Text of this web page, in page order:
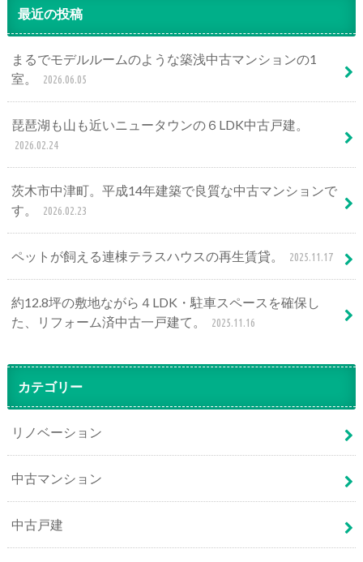
最近の投稿
まるでモデルルームのような築浅中古マンションの1
室。
2026.06.05
琵琶湖も山も近いニュータウンの６LDK中古戸建。
2026.02.24
茨木市中津町。平成14年建築で良質な中古マンションで
す。
2026.02.23
ペットが飼える連棟テラスハウスの再生賃貸。 2025.11.17
約12.8坪の敷地ながら４LDK・駐車スペースを確保し
た、リフォーム済中古一戸建て。
2025.11.16
カテゴリー
リノベーション
中古マンション
中古戸建